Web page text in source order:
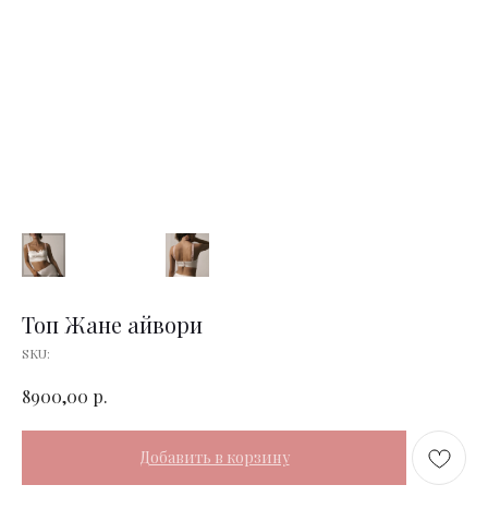
Топ Жане айвори
SKU:
8900,00 р.
Добавить в корзину